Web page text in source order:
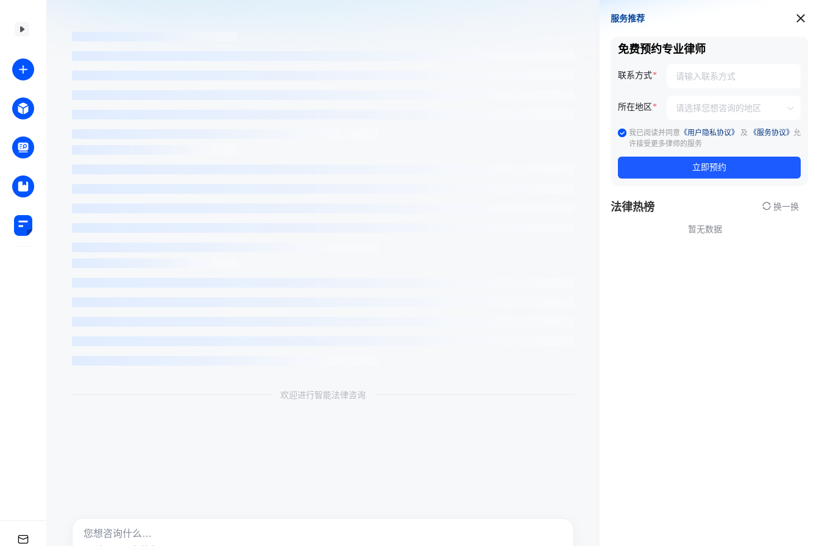
欢迎进行智能法律咨询
服务推荐
服务推荐
免费预约专业律师
联系方式
所在地区
我已阅读并同意 《用户隐私协议》 及 《服务协议》 允
许接受更多律师的服务
立即预约
法律热榜 换一换
暂无数据